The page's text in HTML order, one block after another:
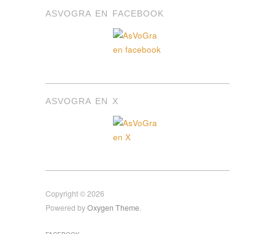
ASVOGRA EN FACEBOOK
ASVOGRA EN X
Copyright © 2026
Powered byOxygen Theme.